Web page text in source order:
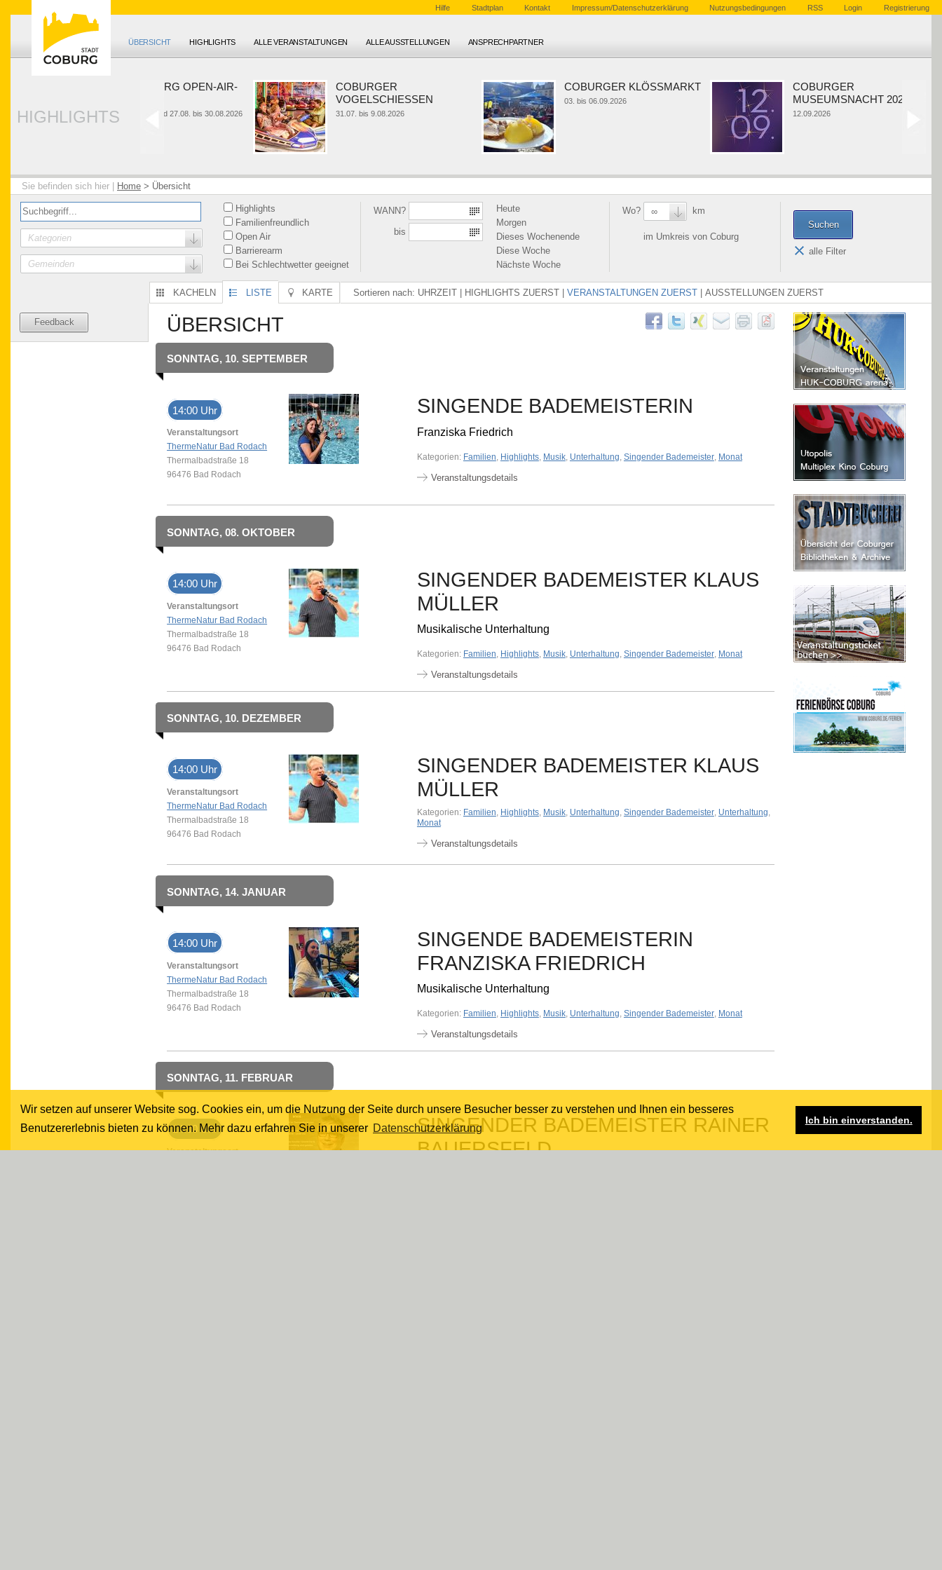
Wir setzen auf unserer Website sog. Cookies ein, um die Nutzung der Seite durch unsere Besucher besser zu verstehen und Ihnen ein besseres
Benutzererlebnis bieten zu können. Mehr dazu erfahren Sie in unserer Datenschutzerklärung
Ich bin einverstanden.
Hilfe Stadtplan Kontakt Impressum/Datenschutzerklärung Nutzungsbedingungen RSS Login Registrierung
ÜBERSICHT HIGHLIGHTS ALLE VERANSTALTUNGEN ALLE AUSSTELLUNGEN ANSPRECHPARTNER
HIGHLIGHTS
HUK-COBURG OPEN-AIR-
26. bis 28.06. und 27.08. bis 30.08.2026
COBURGER
VOGELSCHIESSEN
31.07. bis 9.08.2026
COBURGER KLÖSSMARKT
03. bis 06.09.2026
COBURGER
MUSEUMSNACHT 2026
12.09.2026
Sie befinden sich hier | Home > Übersicht
Kategorien
Gemeinden
Highlights
Familienfreundlich
Open Air
Barrierearm
Bei Schlechtwetter geeignet
WANN?
bis
Heute
Morgen
Dieses Wochenende
Diese Woche
Nächste Woche
Wo? ∞ km
im Umkreis von Coburg
alle Filter
KACHELN LISTE KARTE Sortieren nach: UHRZEIT HIGHLIGHTS ZUERST VERANSTALTUNGEN ZUERST AUSSTELLUNGEN ZUERST
Feedback ÜBERSICHT
SONNTAG, 10. SEPTEMBER
14:00 Uhr
Veranstaltungsort
ThermeNatur Bad Rodach
Thermalbadstraße 18
96476 Bad Rodach
SINGENDE BADEMEISTERIN
Franziska Friedrich
Kategorien: Familien, Highlights, Musik, Unterhaltung, Singender Bademeister, Monat
Veranstaltungsdetails
SONNTAG, 08. OKTOBER
14:00 Uhr
Veranstaltungsort
ThermeNatur Bad Rodach
Thermalbadstraße 18
96476 Bad Rodach
SINGENDER BADEMEISTER KLAUS
MÜLLER
Musikalische Unterhaltung
Kategorien: Familien, Highlights, Musik, Unterhaltung, Singender Bademeister, Monat
Veranstaltungsdetails
SONNTAG, 10. DEZEMBER
14:00 Uhr
Veranstaltungsort
ThermeNatur Bad Rodach
Thermalbadstraße 18
96476 Bad Rodach
SINGENDER BADEMEISTER KLAUS
MÜLLER
Kategorien: Familien Highlights, Musik, Unterhaltung Singender Bademeister, Unterhaltung
Monat
Veranstaltungsdetails
SONNTAG, 14. JANUAR
14:00 Uhr
Veranstaltungsort
ThermeNatur Bad Rodach
Thermalbadstraße 18
96476 Bad Rodach
SINGENDE BADEMEISTERIN
FRANZISKA FRIEDRICH
Musikalische Unterhaltung
Kategorien: Familien, Highlights, Musik, Unterhaltung, Singender Bademeister, Monat
Veranstaltungsdetails
SONNTAG, 11. FEBRUAR
14:00 Uhr
Veranstaltungsort
SINGENDER BADEMEISTER RAINER
BAUERSFELD